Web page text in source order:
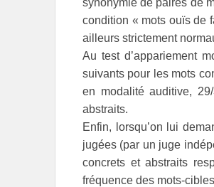
condition « mots ouïs de
ailleurs strictement
Au test d’appariement
suivants pour les mots
en modalité auditive,
abstraits.
Enfin, lorsqu’on lui
jugées (par un juge
concrets et abstraits
fréquence des mots-